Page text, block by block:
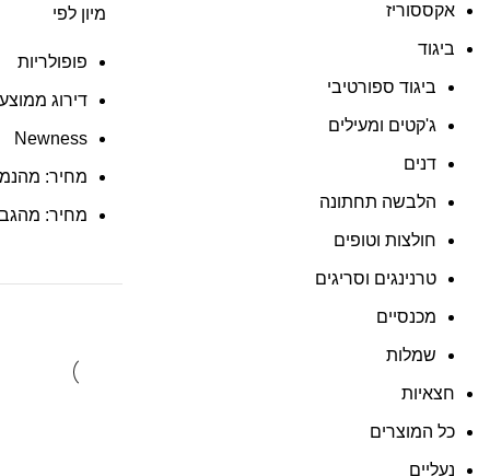
אקססוריז
ביגוד
ביגוד ספורטיבי
ג'קטים ומעילים
דנים
הלבשה תחתונה
חולצות וטופים
טרנינגים וסריגים
מכנסיים
שמלות
חצאיות
כל המוצרים
נעליים
מיון לפי
פופולריות
דירוג ממוצע
Newness
מחיר:
מחיר: